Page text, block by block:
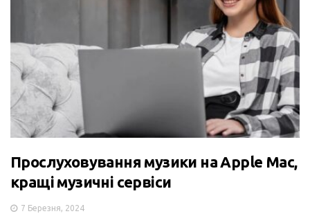
Прослуховування музики на Apple Mac,
кращі музичні сервіси
7 Березня, 2024